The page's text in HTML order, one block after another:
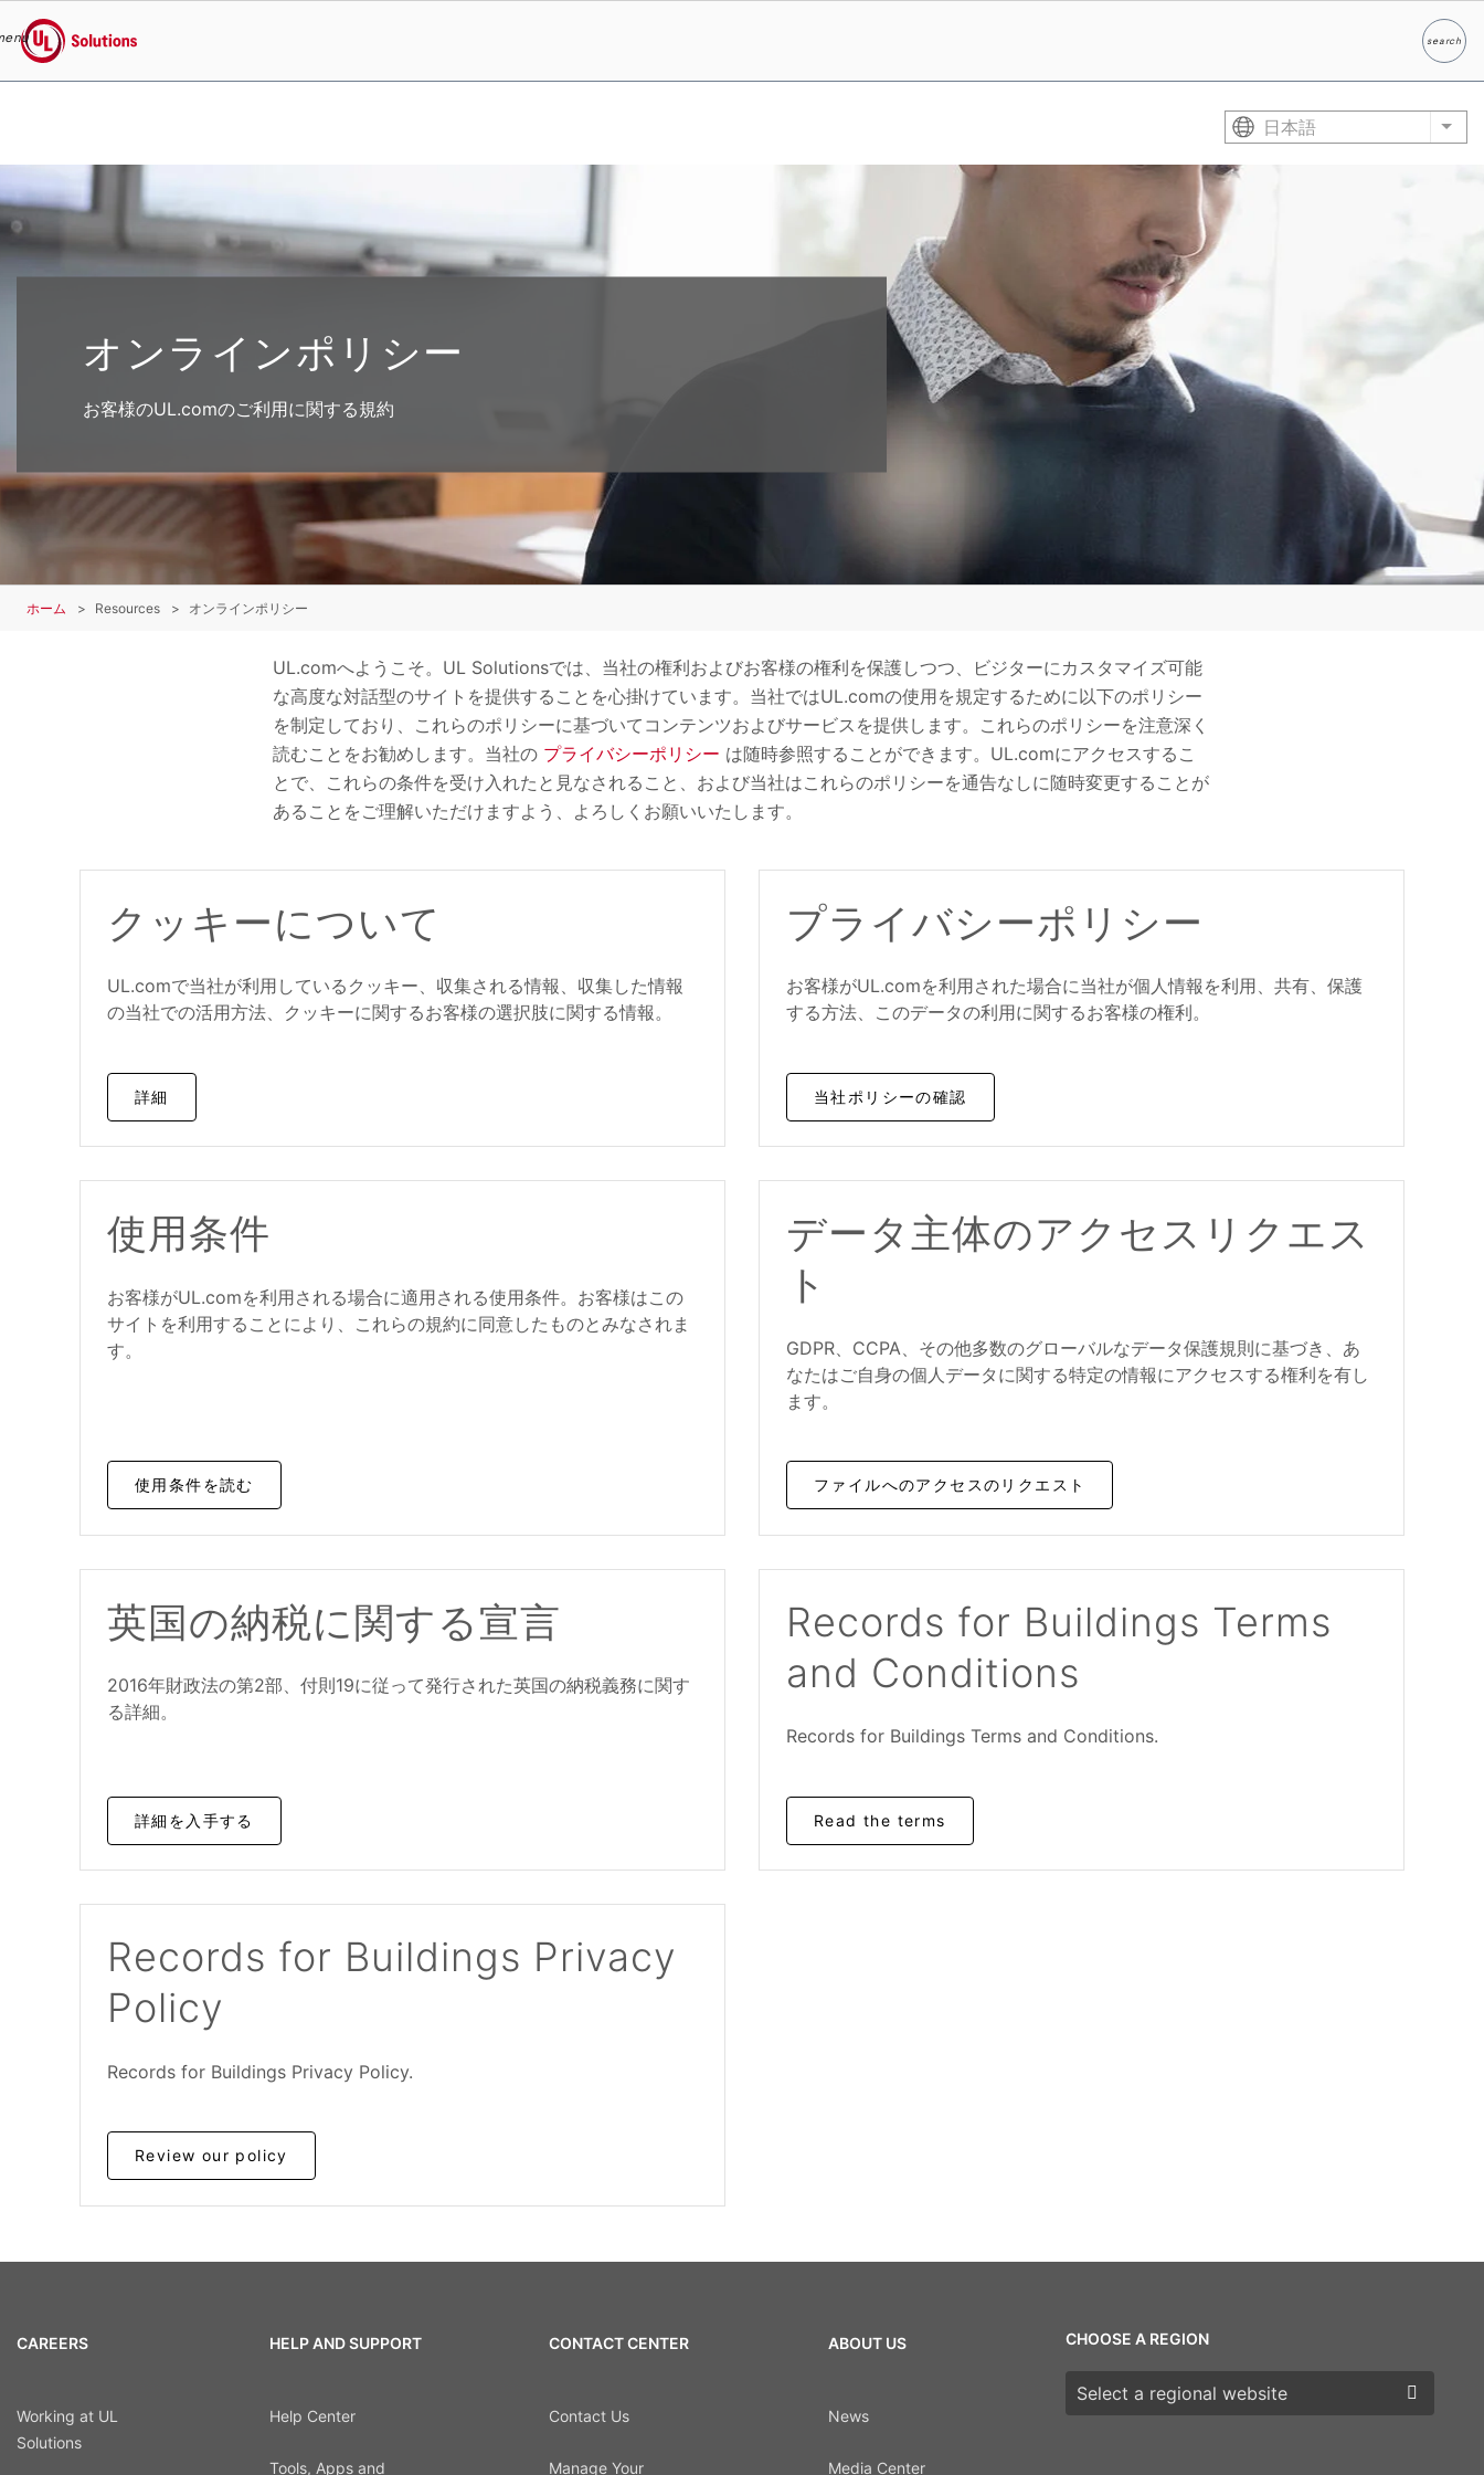
UL Solutions
search
検索
日本語 List
オンラインポリシー
お客様のUL.comのご利用に関する規約
ホーム Resources オンラインポリシー
UL.comへようこそ。 UL Solutionsでは、当社の権利およびお客様の権利を保護しつつ、ビジターにカスタマイズ可能
な高度な対話型のサイトを提供することを心掛けています。当社ではUL.comの使用を規定するために以下のポリシー
を制定しており、これらのポリシーに基づいてコンテンツおよびサービスを提供します。これらのポリシーを注意深く
読むことをお勧めします。当社の プライバシーポリシー は随時参照することができます。UL.comにアクセスするこ
とで、これらの条件を受け入れたと見なされること、および当社はこれらのポリシーを通告なしに随時変更することが
あることを ご理解いただけますよう、よろしくお願いいたします。
クッキーについて
UL.comで当社が利用しているクッキー、収集される情報、収集した情報
の当社での活用方法、クッキーに関するお客様の選択肢に関する情報。
詳細
プライバシーポリシー
お客様がUL.comを利用された場合に当社が個人情報を利用、共有、保護
する方法、このデータの利用に関するお客様の権利。
当社ポリシーの確認
使用条件
お客様がUL.comを利用される場合に適用される使用条件。お客様はこの
サイトを利用することにより
、これらの規約に同意したものとみなされま
す。
使用条件を読む
データ主体のアクセスリクエス
ト
GDPR、CCPA、その他多数のグローバルなデータ保護規則に基づき、あ
なたはご自身の個人データに関する特定の情報にアクセスする権利を有し
ます。
ファイルへのアクセスのリクエスト
英国の納税に関する宣言
2016年財政法の第2部、付則19に従って発行された英国の納税義務に関す
る詳細。
詳細を入手する
Records for Buildings Terms
and Conditions
Records for Buildings Terms and Conditions.
Read the terms
Records for Buildings Privacy
Policy
Records for Buildings Privacy Policy.
Review our policy
CAREERS
Working at UL
Solutions
HELP AND SUPPORT
Help Center
Tools, Apps and
CONTACT CENTER
Contact Us
Manage Your
ABOUT US
News
Media Center
CHOOSE A REGION
Choose a region